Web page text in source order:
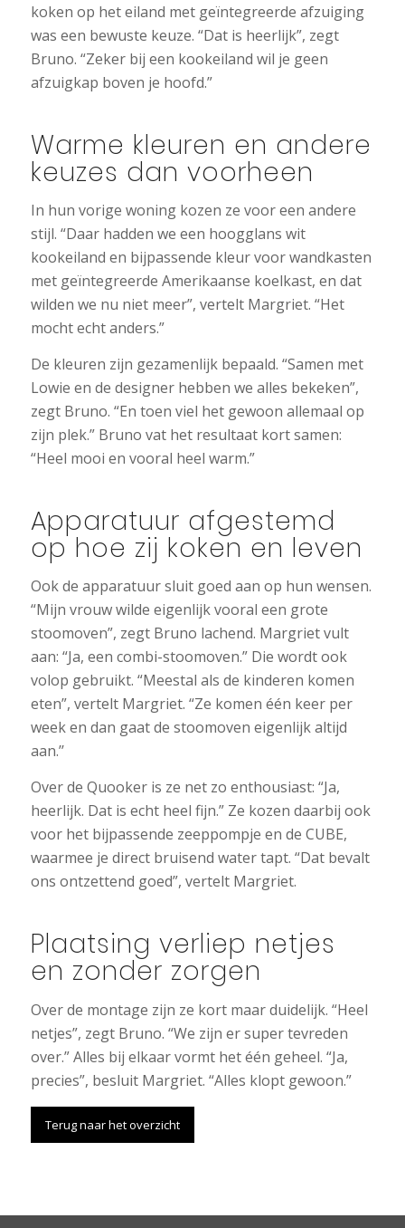
koken op het eiland met geïntegreerde afzuiging
was een bewuste keuze. “Dat is heerlijk”, zegt
Bruno. “Zeker bij een kookeiland wil je geen
afzuigkap boven je hoofd.”
Warme kleuren en andere
keuzes dan voorheen
In hun vorige woning kozen ze voor een andere
stijl. “Daar hadden we een hoogglans wit
kookeiland en bijpassende kleur voor wandkasten
met geïntegreerde Amerikaanse koelkast, en dat
wilden we nu niet meer”, vertelt Margriet. “Het
mocht echt anders.”
De kleuren zijn gezamenlijk bepaald. “Samen met
Lowie en de designer hebben we alles bekeken”,
zegt Bruno. “En toen viel het gewoon allemaal op
zijn plek.” Bruno vat het resultaat kort samen:
“Heel mooi en vooral heel warm.”
Apparatuur afgestemd
op hoe zij koken en leven
Ook de apparatuur sluit goed aan op hun wensen.
“Mijn vrouw wilde eigenlijk vooral een grote
stoomoven”, zegt Bruno lachend. Margriet vult
aan: “Ja, een combi-stoomoven.” Die wordt ook
volop gebruikt. “Meestal als de kinderen komen
eten”, vertelt Margriet. “Ze komen één keer per
week en dan gaat de stoomoven eigenlijk altijd
aan.’’
Over de Quooker is ze net zo enthousiast: “Ja,
heerlijk. Dat is echt heel fijn.” Ze kozen daarbij ook
voor het bijpassende zeeppompje en de CUBE,
waarmee je direct bruisend water tapt. “Dat bevalt
ons ontzettend goed”, vertelt Margriet.
Plaatsing verliep netjes
en zonder zorgen
Over de montage zijn ze kort maar duidelijk. “Heel
netjes”, zegt Bruno. “We zijn er super tevreden
over.” Alles bij elkaar vormt het één geheel. “Ja,
precies”, besluit Margriet. “Alles klopt gewoon.”
Terug naar het overzicht